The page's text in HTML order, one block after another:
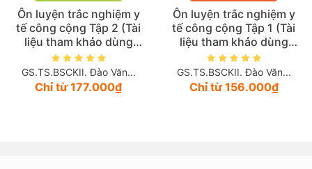
Ôn luyện trắc nghiệm y
tế công cộng Tập 2 (Tài
liệu tham khảo dùng
trong thi hết môn và
đánh giá năng lực hành
nghề)
GS.TS.BSCKII. Đào Văn...
Chỉ từ 177.000₫
Ôn luyện trắc nghiệm y
tế công cộng Tập 1 (Tài
liệu tham khảo dùng
trong thi hết môn và
đánh giá năng lực hành
nghề)
GS.TS.BSCKII. Đào Văn...
Chỉ từ 156.000₫